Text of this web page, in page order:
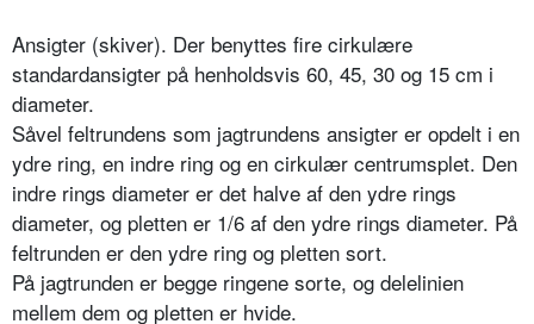
Ansigter (skiver). Der benyttes fire cirkulære
standardansigter på henholdsvis 60, 45, 30 og 15 cm i
diameter.
Såvel feltrundens som jagtrundens ansigter er opdelt i en
ydre ring, en indre ring og en cirkulær centrumsplet. Den
indre rings diameter er det halve af den ydre rings
diameter, og pletten er 1/6 af den ydre rings diameter. På
feltrunden er den ydre ring og pletten sort.
På jagtrunden er begge ringene sorte, og delelinien
mellem dem og pletten er hvide.